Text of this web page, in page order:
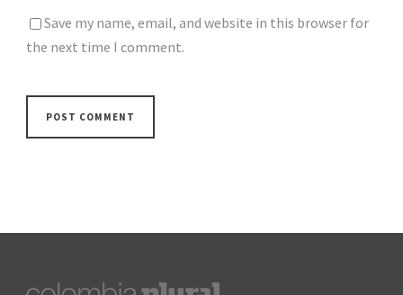
Save my name, email, and website in this browser for
the next time I comment.